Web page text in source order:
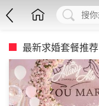
最新求婚套餐推荐